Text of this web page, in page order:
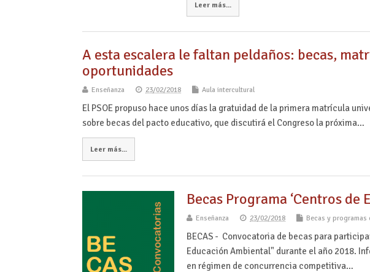
Leer más...
A esta escalera le faltan peldaños: becas,
oportunidades
Enseñanza 23/02/2018 Aula intercultural
El PSOE propuso hace unos días la gratuidad de la primera matrícula
sobre becas del pacto educativo, que discutirá el Congreso la próxima…
Leer más...
Becas Programa ‘Centros
Enseñanza 23/02/2018 Becas y programas
BECAS - Convocatoria de becas para
Educación Ambiental" durante el año 2018.
en régimen de concurrencia competitiva…